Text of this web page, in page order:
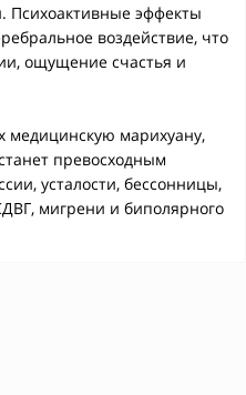
эффекты
воздействие, что
ощущение счастья и
медицинскую марихуану,
превосходным
усталости, бессонницы,
мигрени и биполярного